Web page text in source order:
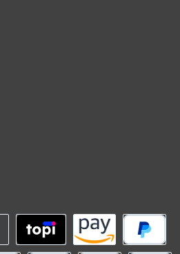
PayPal
Mieten mit topi Amazon Pay
(Zahlungsziel)